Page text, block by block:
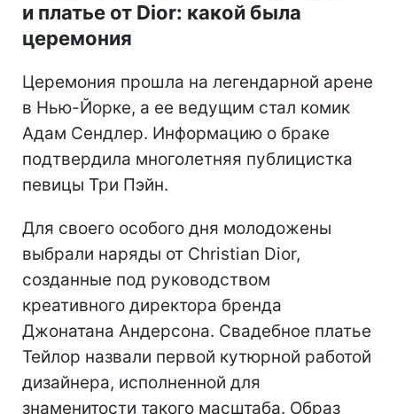
и платье от Dior: какой была
церемония
Церемония прошла на легендарной арене
в Нью-Йорке, а ее ведущим стал комик
Адам Сендлер. Информацию о браке
подтвердила многолетняя публицистка
певицы Три Пэйн.
Для своего особого дня молодожены
выбрали наряды от Christian Dior,
созданные под руководством
креативного директора бренда
Джонатана Андерсона. Свадебное платье
Тейлор назвали первой кутюрной работой
дизайнера, исполненной для
знаменитости такого масштаба. Образ